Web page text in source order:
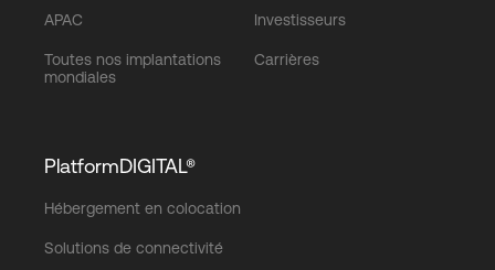
APAC
Toutes nos implantations
mondiales
Investisseurs
Carrières
PlatformDIGITAL®
Hébergement en colocation
Solutions de connectivité